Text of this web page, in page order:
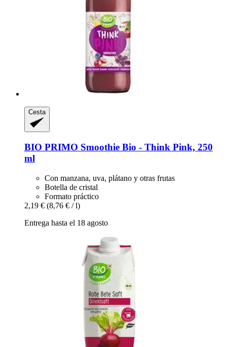
Cesta
BIO PRIMO Smoothie Bio -​ Think Pink, 250
ml
Con manzana, uva, plátano y otras frutas
Botella de cristal
Formato práctico
2,19 € (8,76 € / l)
Entrega hasta el 18 agosto